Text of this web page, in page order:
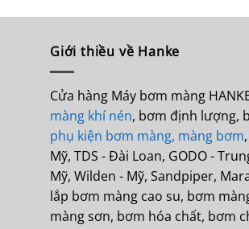
Giới thiều về Hanke
Cửa hàng Máy bơm màng
màng khí nén, bơm định lượng,
phụ kiện bơm màng, màng bơm
Mỹ, TDS - Đài Loan, GODO -
Mỹ, Wilden - Mỹ, Sandpiper,
lắp bơm màng cao su, bơm
màng sơn, bơm hóa chất, bơm